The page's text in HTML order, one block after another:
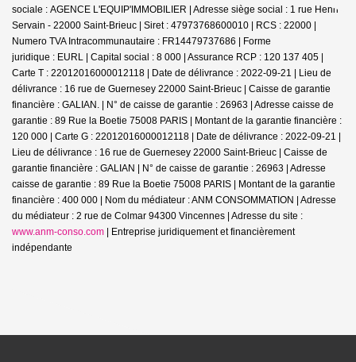
sociale : AGENCE L'EQUIP'IMMOBILIER | Adresse siège social : 1 rue Henri
Servain - 22000 Saint-Brieuc | Siret : 47973768600010 | RCS : 22000 |
Numero TVA Intracommunautaire : FR14479737686 | Forme
juridique : EURL | Capital social : 8 000 | Assurance RCP : 120 137 405 |
Carte T : 22012016000012118 | Date de délivrance : 2022-09-21 | Lieu de
délivrance : 16 rue de Guernesey 22000 Saint-Brieuc | Caisse de garantie
financière : GALIAN. | N° de caisse de garantie : 26963 | Adresse caisse de
garantie : 89 Rue la Boetie 75008 PARIS | Montant de la garantie financière :
120 000 | Carte G : 22012016000012118 | Date de délivrance : 2022-09-21 |
Lieu de délivrance : 16 rue de Guernesey 22000 Saint-Brieuc | Caisse de
garantie financière : GALIAN | N° de caisse de garantie : 26963 | Adresse
caisse de garantie : 89 Rue la Boetie 75008 PARIS | Montant de la garantie
financière : 400 000 | Nom du médiateur : ANM CONSOMMATION | Adresse
du médiateur : 2 rue de Colmar 94300 Vincennes | Adresse du site :
www.anm-conso.com | Entreprise juridiquement et financièrement
indépendante